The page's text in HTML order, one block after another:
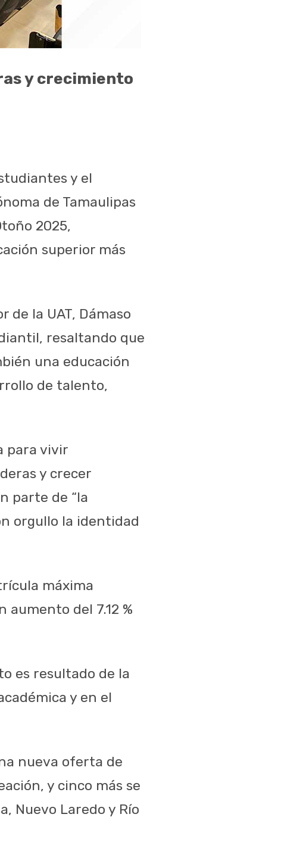
y crecimiento
y el
de Tamaulipas
2025,
superior más
la UAT, Dámaso
resaltando que
una educación
de talento,
para vivir
y crecer
parte de “la
orgullo la identidad
máxima
del 7.12 %
es resultado de la
y en el
nueva oferta de
y cinco más se
Nuevo Laredo y Río